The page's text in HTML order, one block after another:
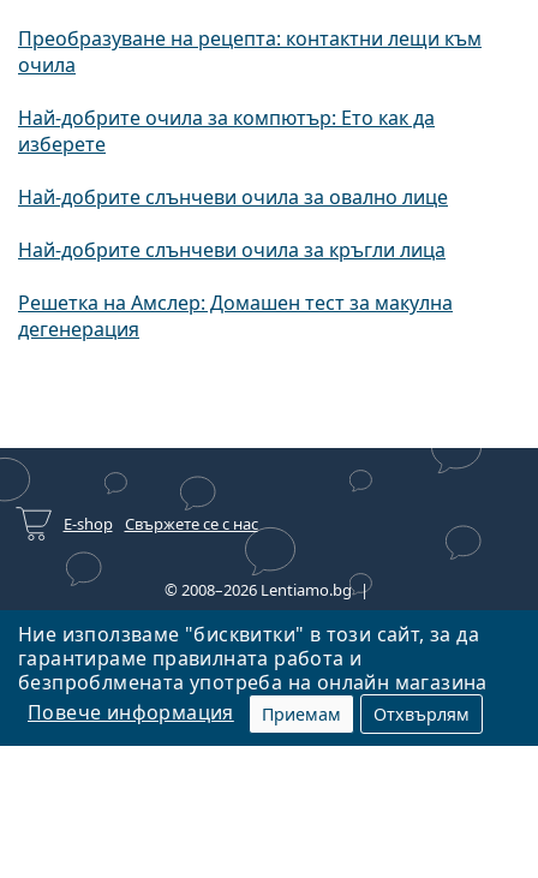
Ние използваме "бисквитки" в този сайт, за да
гарантираме правилната работа и
безпроблмената употреба на онлайн магазина
Повече информация
Приемам Отхвърлям
Преобразуване на рецепта: контактни лещи към
очила
Най-добрите очила за компютър: Ето как да
изберете
Най-добрите слънчеви очила за овално лице
Най-добрите слънчеви очила за кръгли лица
Решетка на Амслер: Домашен тест за макулна
дегенерация
E-shop Свържете се с нас
© 2008–2026 Lentiamo.bg
Тук сме за вас в продължение на 18 години.